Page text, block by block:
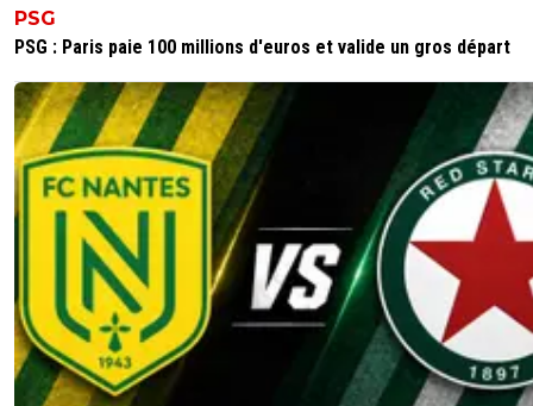
PSG
PSG : Paris paie 100 millions d'euros et valide un gros départ